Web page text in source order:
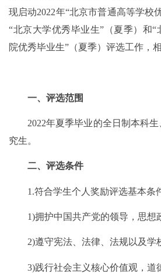
现启动2022年“北京市普通高等学校
“北京大学优秀毕业生”（夏季）和
院优秀毕业生”（夏季）评选工作，
一、评选范围
2022年夏季毕业的全日制本科
究生。
二、评选条件
1.符合学生个人奖励评选基本条
1)拥护中国共产党的领导，思想
2)遵守宪法、法律、法规以及学
3)践行社会主义核心价值观，道